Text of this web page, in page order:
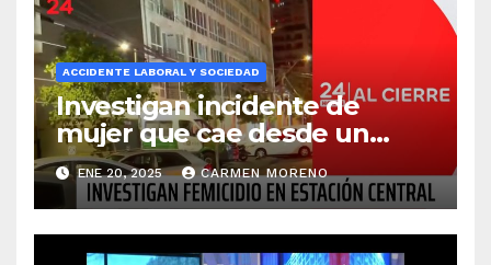
ACCIDENTE LABORAL Y SOCIEDAD
Investigan incidente de
mujer que cae desde un
quinto piso en Málaga
ENE 20, 2025 CARMEN MORENO